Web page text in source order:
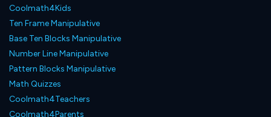
Coolmath4Kids
Ten Frame Manipulative
Base Ten Blocks Manipulative
Number Line Manipulative
Pattern Blocks Manipulative
Math Quizzes
Coolmath4Teachers
Coolmath4Parents